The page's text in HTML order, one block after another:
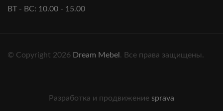
ВТ - ВС: 10.00 - 15.00
© Copyright 2026 Dream Mebel. Все права защищены.
Разработка и продвижение sprava